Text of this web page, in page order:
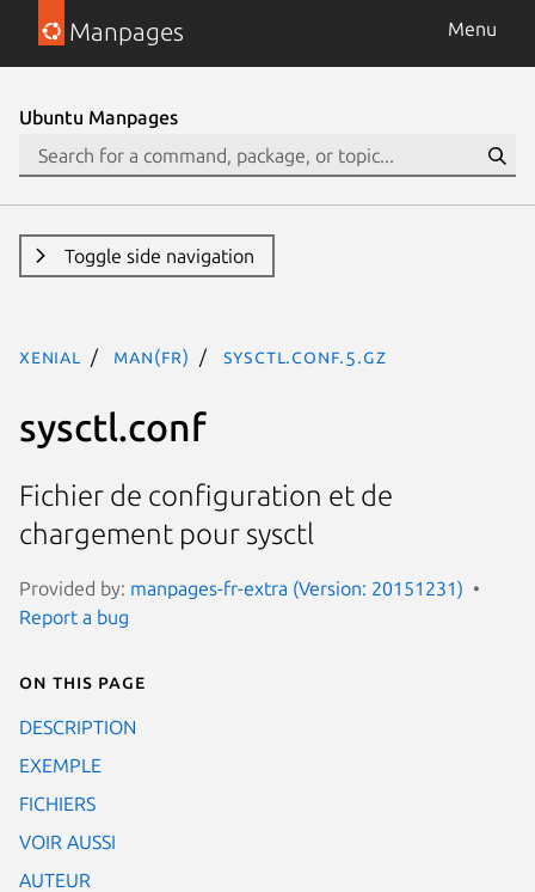
Manpages Menu
Ubuntu Manpages
Toggle side navigation
xenial man(fr) sysctl.conf.5.gz
sysctl.conf
Fichier de configuration et de
chargement pour sysctl
Provided by: manpages-fr-extra (Version: 20151231)
Report a bug
On this page
DESCRIPTION
EXEMPLE
FICHIERS
VOIR AUSSI
AUTEUR